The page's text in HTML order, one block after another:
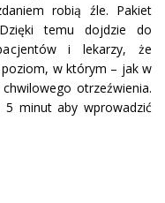
robią źle. Pakiet
temu dojdzie do
i lekarzy, że
poziom, w którym – jak w
otrzeźwienia.
minut aby wprowadzić